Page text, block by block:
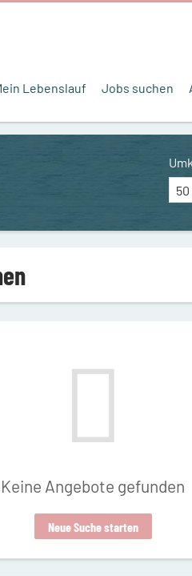
Lebenslauf Jobs suchen
Keine Angebote gefunden
Neue Suche starten